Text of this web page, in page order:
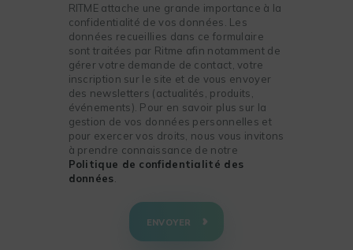
RITME attache une grande importance à la
confidentialité de vos données. Les
données recueillies dans ce formulaire
sont traitées par Ritme afin notamment de
gérer votre demande de contact, votre
inscription sur le site et de vous envoyer
des newsletters (actualités, produits,
événements). Pour en savoir plus sur la
gestion de vos données personnelles et
pour exercer vos droits, nous vous invitons
à prendre connaissance de notre
Politique de confidentialité des
données
ENVOYER